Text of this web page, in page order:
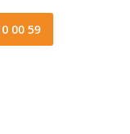
00 59